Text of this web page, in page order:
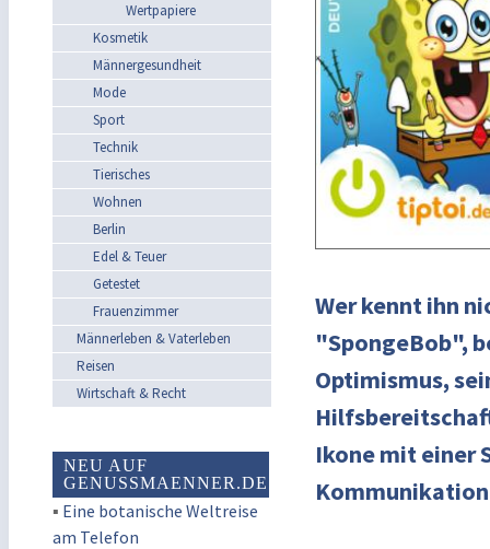
Wertpapiere
Kosmetik
Männergesundheit
Mode
Sport
Technik
Tierisches
Wohnen
Berlin
Edel & Teuer
Getestet
Frauenzimmer
Männerleben & Vaterleben
Reisen
Wirtschaft & Recht
NEU AUF
GENUSSMAENNER.DE
▪ Eine botanische Weltreise
am Telefon
Wer kennt ihn
"SpongeBob",
Optimismus,
Ikone mit einer